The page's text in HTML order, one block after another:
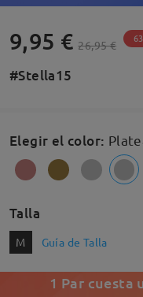
9,95 € 26,95 €
#Stella15
Elegir el color:
Talla
M Guía de Talla
1 Par cuesta